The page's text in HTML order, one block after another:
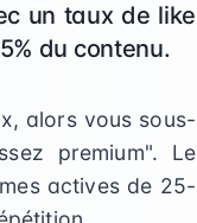
un taux de like
du contenu.
alors vous sous-
premium". Le
actives de 25-